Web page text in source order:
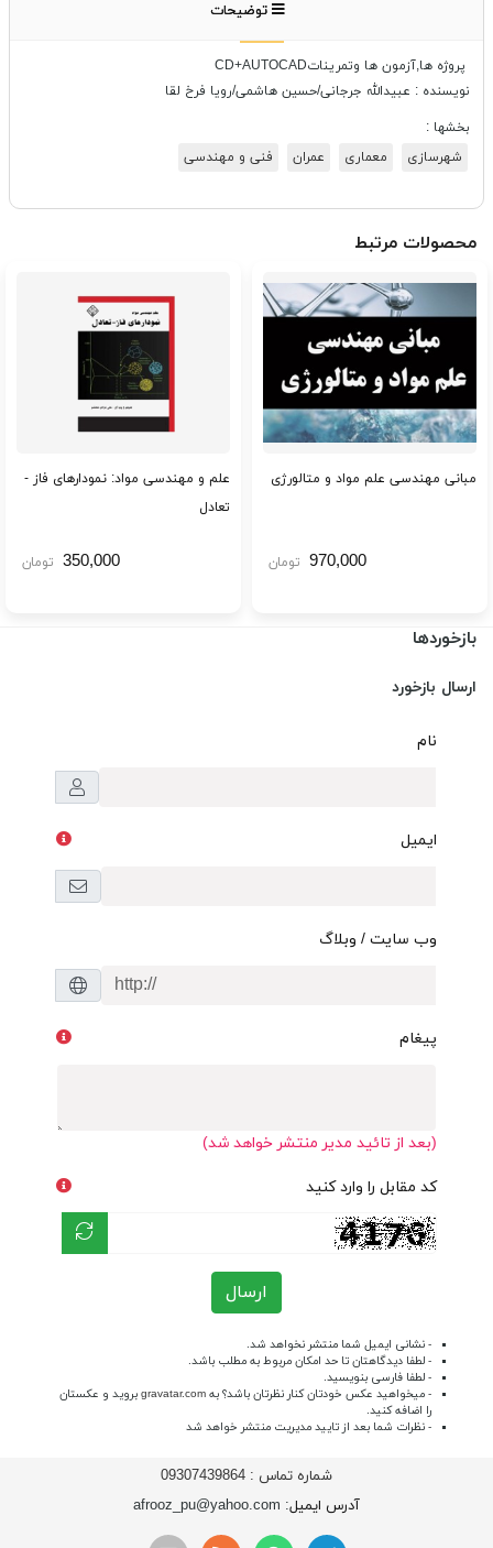
توضیحات
پروژه ها,آزمون ها وتمریناتCD+AUTOCAD
نویسنده : عبیدالله جرجانی/حسین هاشمی/رویا فرخ لقا
بخشها :
شهرسازی
معماری عمران فنی و مهندسی
محصولات مرتبط
مبانی مهندسی علم مواد و متالورژی
970,000 تومان
علم و مهندسی مواد: نمودارهای فاز -
تعادل
350,000 تومان
بازخوردها
ارسال بازخورد
نام
ایمیل
وب سایت / وبلاگ
پیغام
(بعد از تائید مدیر منتشر خواهد شد)
کد مقابل را وارد کنید
ارسال
- نشانی ایمیل شما منتشر نخواهد شد.
- لطفا دیدگاهتان تا حد امکان مربوط به مطلب باشد.
- لطفا فارسی بنویسید.
- میخواهید عکس خودتان کنار نظرتان باشد؟ به gravatar.com بروید و عکستان
را اضافه کنید.
- نظرات شما بعد از تایید مدیریت منتشر خواهد شد
شماره تماس : 09307439864
آدرس ایمیل: afrooz_pu@yahoo.com